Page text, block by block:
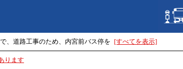
、道路工事のため、内宮前バス停を [すべてを表示]
ります